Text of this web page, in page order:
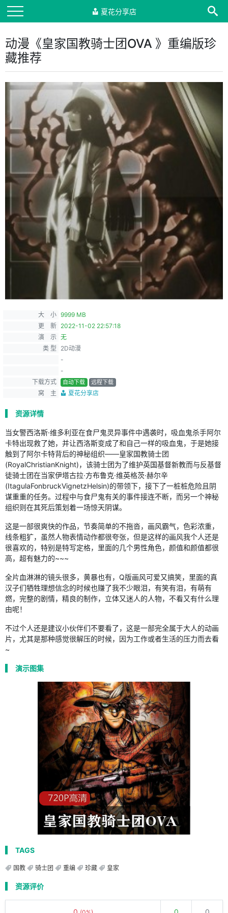
夏花分享店
动漫《皇家国教骑士团OVA 》重编版珍
藏推荐
大 小 9999 MB
更 新 2022-11-02 22:57:18
演 示 无
类 型
2D动漫
-
-
下载方式
自动下载 远程下载
窝 主 夏花分享店
资源详情
当女警西洛斯·维多利亚在食尸鬼灵异事件中遇袭时，吸血鬼杀手阿尔
卡特出现救了她，并让西洛斯变成了和自己一样的吸血鬼，于是她接
触到了阿尔卡特背后的神秘组织——皇家国教骑士团
(RoyalChristianKnight)，该骑士团为了维护英国基督新教而与反基督
徒骑士团在当家伊塔古拉·方布鲁克·维英格茨·赫尔辛
(ItagulaFonbruckVignetzHelsin)的带领下，接下了一桩桩危险且阴
谋重重的任务。过程中与食尸鬼有关的事件接连不断，而另一个神秘
组织则在其死后策划着一场惊天阴谋。
这是一部很爽快的作品，节奏简单的不拖沓，画风霸气，色彩浓重，
线条粗犷，虽然人物表情动作都很夸张，但是这样的画风我个人还是
很喜欢的，特别是特写定格，里面的几个男性角色，颜值和颜值都很
高，超有魅力的~~~
全片血淋淋的镜头很多，黄暴也有，Q版画风可爱又搞笑，里面的真
汉子们牺牲理想信念的时候也赚了我不少眼泪，有笑有泪，有萌有
燃，完整的剧情，精良的制作，立体又迷人的人物，不看又有什么理
由呢！
不过个人还是建议小伙伴们不要看了，这是一部完全属于大人的动画
片，尤其是那种感觉很解压的时候，因为工作或者生活的压力而去看
~
演示图集
TAGS
国教 骑士团 重编 珍藏 皇家
资源评价